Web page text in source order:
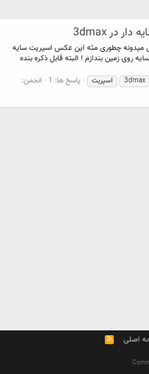
میدونه چطوری مثه این عکس اسپریت سایه
روی زمین بندازم ! البته قابل ذکره بنده
3dmax اسپریت پاسخ ها: 1
انجمن:
اصلی
R
S